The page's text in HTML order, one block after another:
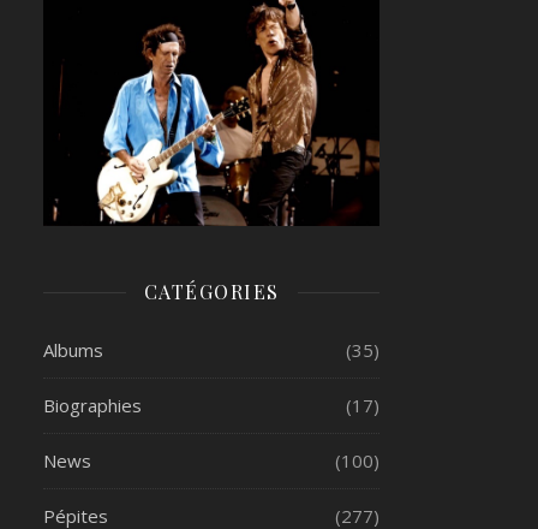
CATÉGORIES
Albums (35)
Biographies (17)
News (100)
Pépites (277)